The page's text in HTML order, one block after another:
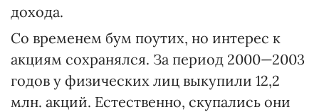
дохода.
Со временем бум поутих, но интерес к
акциям сохранялся. За период 2000—2003
годов у физических лиц выкупили 12,2
млн. акций. Естественно, скупались они